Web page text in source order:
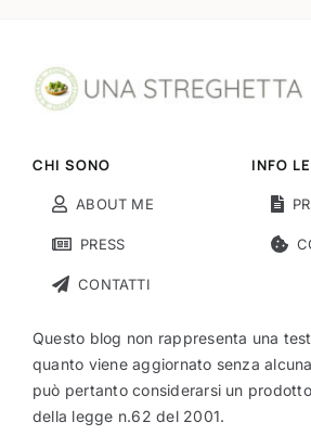
CHI SONO
ABOUT ME
PRESS
CONTATTI
INFO
Questo blog non rappresenta una
quanto viene aggiornato senza
può pertanto considerarsi un
della legge n.62 del 2001.